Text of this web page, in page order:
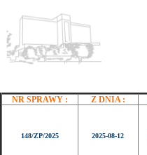
NR SPRAWY : Z DNIA :
148/ZP/2025 2025-08-12